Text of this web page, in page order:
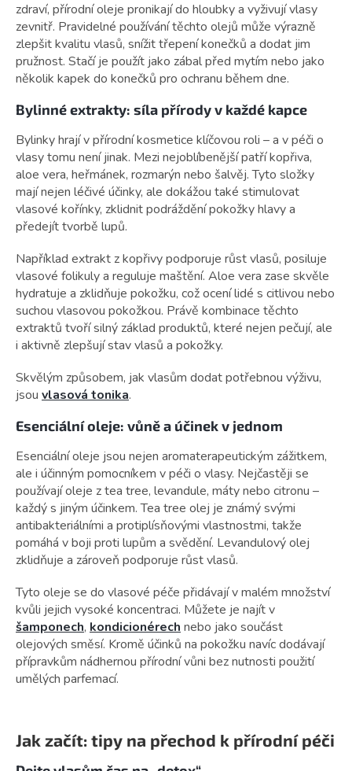
zdraví, přírodní oleje pronikají do hloubky a vyživují vlasy
zevnitř. Pravidelné používání těchto olejů může výrazně
zlepšit kvalitu vlasů, snížit třepení konečků a dodat jim
pružnost. Stačí je použít jako zábal před mytím nebo jako
několik kapek do konečků pro ochranu během dne.
Bylinné extrakty: síla přírody v každé kapce
Bylinky hrají v přírodní kosmetice klíčovou roli – a v péči o
vlasy tomu není jinak. Mezi nejoblíbenější patří kopřiva,
aloe vera, heřmánek, rozmarýn nebo šalvěj. Tyto složky
mají nejen léčivé účinky, ale dokážou také stimulovat
vlasové kořínky, zklidnit podráždění pokožky hlavy a
předejít tvorbě lupů.
Například extrakt z kopřivy podporuje růst vlasů, posiluje
vlasové folikuly a reguluje maštění. Aloe vera zase skvěle
hydratuje a zklidňuje pokožku, což ocení lidé s citlivou nebo
suchou vlasovou pokožkou. Právě kombinace těchto
extraktů tvoří silný základ produktů, které nejen pečují, ale
i aktivně zlepšují stav vlasů a pokožky.
Skvělým způsobem, jak vlasům dodat potřebnou výživu,
jsou vlasová tonika.
Esenciální oleje: vůně a účinek v jednom
Esenciální oleje jsou nejen aromaterapeutickým zážitkem,
ale i účinným pomocníkem v péči o vlasy. Nejčastěji se
používají oleje z tea tree, levandule, máty nebo citronu –
každý s jiným účinkem. Tea tree olej je známý svými
antibakteriálními a protiplísňovými vlastnostmi, takže
pomáhá v boji proti lupům a svědění. Levandulový olej
zklidňuje a zároveň podporuje růst vlasů.
Tyto oleje se do vlasové péče přidávají v malém množství
kvůli jejich vysoké koncentraci. Můžete je najít v
šamponech, kondicionérech nebo jako součást
olejových směsí. Kromě účinků na pokožku navíc dodávají
přípravkům nádhernou přírodní vůni bez nutnosti použití
umělých parfemací.
Jak začít: tipy na přechod k přírodní péči